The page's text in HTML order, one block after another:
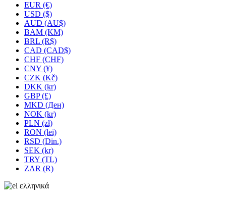
EUR (€)
USD ($)
AUD (AU$)
BAM (KM)
BRL (R$)
CAD (CAD$)
CHF (CHF)
CNY (¥)
CZK (Kč)
DKK (kr)
GBP (£)
MKD (Ден)
NOK (kr)
PLN (zł)
RON (lei)
RSD (Din.)
SEK (kr)
TRY (TL)
ZAR (R)
ελληνικά